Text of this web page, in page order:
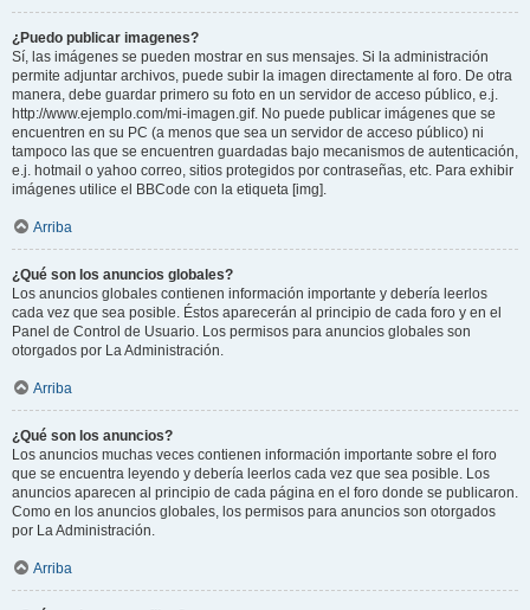
¿Puedo publicar imagenes?
Sí, las imágenes se pueden mostrar en sus mensajes. Si la administración
permite adjuntar archivos, puede subir la imagen directamente al foro. De otra
manera, debe guardar primero su foto en un servidor de acceso público, e.j.
http://www.ejemplo.com/mi-imagen.gif. No puede publicar imágenes que se
encuentren en su PC (a menos que sea un servidor de acceso público) ni
tampoco las que se encuentren guardadas bajo mecanismos de autenticación,
e.j. hotmail o yahoo correo, sitios protegidos por contraseñas, etc. Para exhibir
imágenes utilice el BBCode con la etiqueta [img].
Arriba
¿Qué son los anuncios globales?
Los anuncios globales contienen información importante y debería leerlos
cada vez que sea posible. Éstos aparecerán al principio de cada foro y en el
Panel de Control de Usuario. Los permisos para anuncios globales son
otorgados por La Administración.
Arriba
¿Qué son los anuncios?
Los anuncios muchas veces contienen información importante sobre el foro
que se encuentra leyendo y debería leerlos cada vez que sea posible. Los
anuncios aparecen al principio de cada página en el foro donde se publicaron.
Como en los anuncios globales, los permisos para anuncios son otorgados
por La Administración.
Arriba